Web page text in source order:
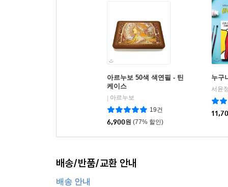
아르누보 50색 색연필 - 틴
케이스
아르누보
19건
6,900원 (77% 할인)
누구
서윤
배송/반품/교환 안내
배송 안내